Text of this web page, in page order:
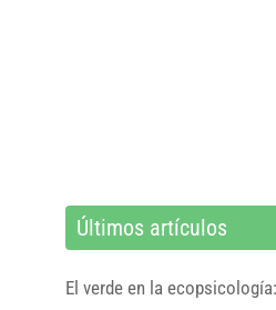
Últimos artículos
El verde en la